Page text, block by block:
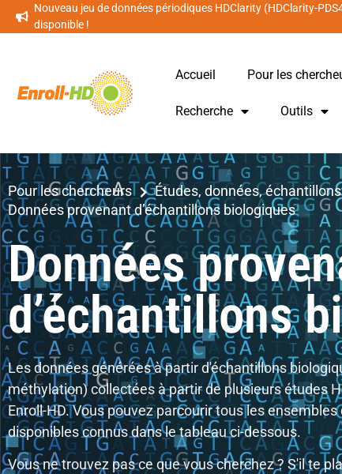
Nouveau jeu de données périodiques HDClarity (HDClarity-
disponible !
Accueil Pour les
Recherche Outils
Pour les chercheurs
Études, données,
Données provenant d’échantillons biologiques
Données
d’échantillons
Les données générées à partir d'échantillons
méthylation) collectées à partir de plusieurs études
Enroll-HD. Vous pouvez parcourir tous les
disponibles connus dans le tableau ci-dessous.
Vous ne trouvez pas ce que vous cherchez ? S'il te